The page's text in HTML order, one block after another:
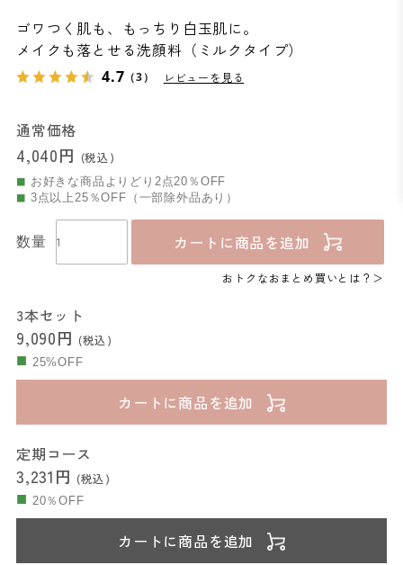
ゴワつく肌も、もっちり白玉肌に。
メイクも落とせる洗顔料（ミルクタイプ）
4.7 （3） レビューを見る
通常価格
4,040円 (税込)
お好きな商品よりどり2点20％OFF
3点以上25％OFF（一部除外品あり）
数量 カートに商品を追加
おトクなおまとめ買いとは？
3本セット
9,090円 (税込)
25%OFF
カートに商品を追加
定期コース
3,231円 (税込)
20％OFF
カートに商品を追加